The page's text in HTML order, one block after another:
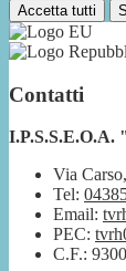
Accetta tutti
Contatti
I.P.S.S.E.O.A.
Via
Tel:
Email:
PEC:
C.F.: